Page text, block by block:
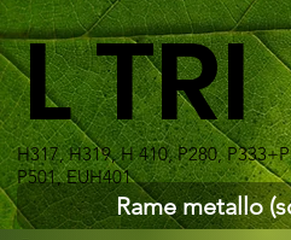
H317, H319, H 410, P280,
P501, EUH401
L TRI
Rame metallo